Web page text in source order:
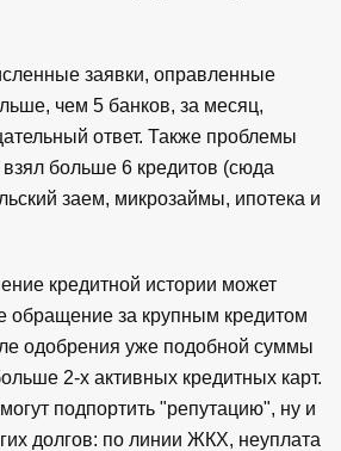
заявки, оправленные
чем 5 банков, за месяц,
ответ. Также проблемы
взял больше 6 кредитов (сюда
заем, микрозаймы, ипотека и
кредитной истории может
обращение за крупным кредитом
одобрения уже подобной суммы
2-х активных кредитных карт.
подпортить "репутацию", ну и
долгов: по линии ЖКХ, неуплата